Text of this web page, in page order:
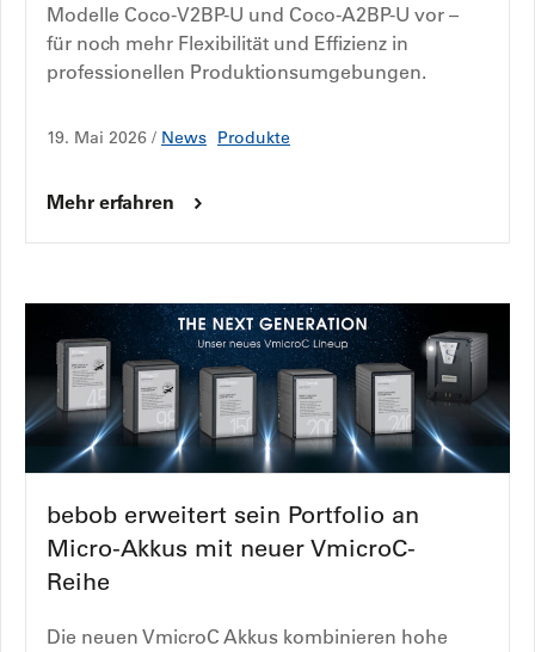
Modelle Coco-V2BP-U und Coco-A2BP-U vor –
für noch mehr Flexibilität und Effizienz in
professionellen Produktionsumgebungen.
19. Mai 2026 / News Produkte
Mehr erfahren
bebob erweitert sein Portfolio an
Micro-Akkus mit neuer VmicroC-
Reihe
Die neuen VmicroC Akkus kombinieren hohe